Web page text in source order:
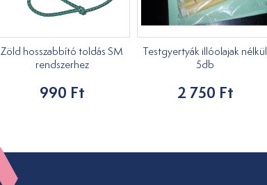
Zöld hosszabbító toldás SM
rendszerhez
990 Ft
Testgyertyák illóolajak nélkül
5db
2 750 Ft